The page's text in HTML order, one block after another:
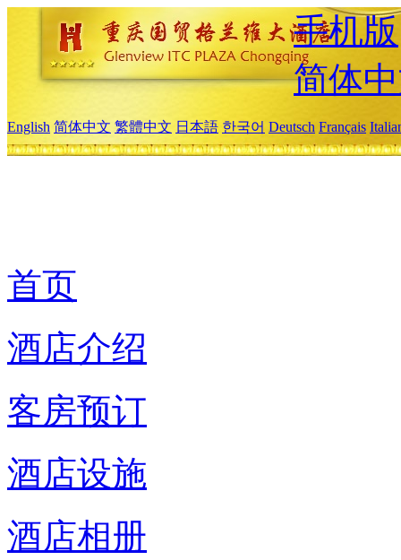
手机版
简体
English 简体中文 繁體中文 日本語 한국어 Deutsch Français
首页
酒店介绍
客房预订
酒店设施
酒店相册